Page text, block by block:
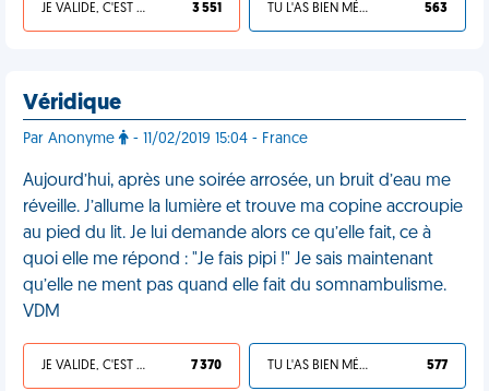
JE VALIDE, C'EST UNE VDM 3 551 TU L'AS BIEN MÉRITÉ 563
Véridique
Par Anonyme - 11/02/2019 15:04 - France
Aujourd’hui, après une soirée arrosée, un bruit d’eau me
réveille. J’allume la lumière et trouve ma copine accroupie
au pied du lit. Je lui demande alors ce qu’elle fait, ce à
quoi elle me répond : "Je fais pipi !" Je sais maintenant
qu’elle ne ment pas quand elle fait du somnambulisme.
VDM
JE VALIDE, C'EST UNE VDM 7 370 TU L'AS BIEN MÉRITÉ 577